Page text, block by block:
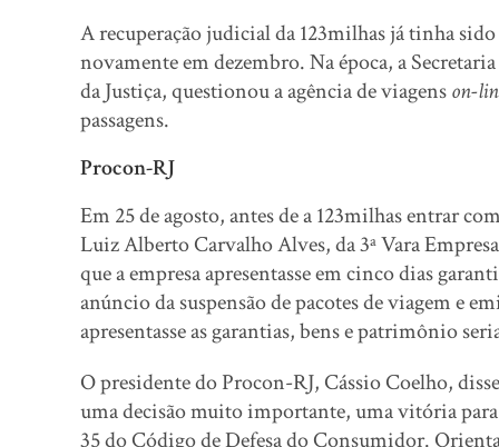
A recuperação judicial da 123milhas já tinha
novamente em dezembro. Na época, a
da Justiça, questionou a agência de viagenson-
passagens.
Procon-RJ
Em 25 de agosto, antes de a 123milhas entrar
Luiz Alberto Carvalho Alves, da 3ª Vara
que a empresa apresentasse em cinco dias
anúncio da suspensão de pacotes de viagem e
apresentasse as garantias, bens e patrimônio
O presidente do Procon-RJ, Cássio Coelho,
uma decisão muito importante, uma vitória
35 do Código de Defesa do Consumidor.